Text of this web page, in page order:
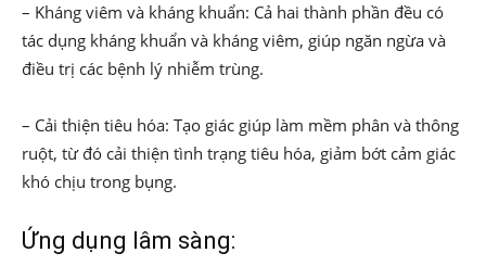
– Kháng viêm và kháng khuẩn: Cả hai thành phần đều có
tác dụng kháng khuẩn và kháng viêm, giúp ngăn ngừa và
điều trị các bệnh lý nhiễm trùng.
– Cải thiện tiêu hóa: Tạo giác giúp làm mềm phân và thông
ruột, từ đó cải thiện tình trạng tiêu hóa, giảm bớt cảm giác
khó chịu trong bụng.
Ứng dụng lâm sàng: